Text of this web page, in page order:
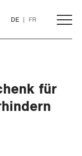
DE FR
für